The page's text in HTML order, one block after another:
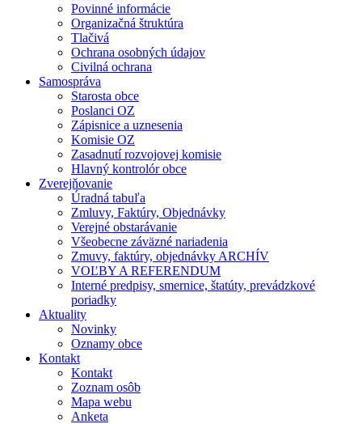
Povinné informácie
Organizačná štruktúra
Tlačivá
Ochrana osobných údajov
Civilná ochrana
Samospráva
Starosta obce
Poslanci OZ
Zápisnice a uznesenia
Komisie OZ
Zasadnutí rozvojovej komisie
Hlavný kontrolór obce
Zverejňovanie
Úradná tabuľa
Zmluvy, Faktúry, Objednávky
Verejné obstarávanie
Všeobecne záväzné nariadenia
Zmuvy, faktúry, objednávky ARCHÍV
VOĽBY A REFERENDUM
Interné predpisy, smernice, štatúty, prevádzkové
poriadky
Aktuality
Novinky
Oznamy obce
Kontakt
Kontakt
Zoznam osôb
Mapa webu
Anketa